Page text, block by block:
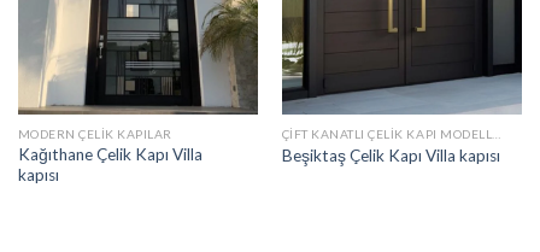
MODERN ÇELIK KAPILAR
Kağıthane Çelik Kapı Villa
kapısı
Beşiktaş Çelik Kapı Villa kapısı